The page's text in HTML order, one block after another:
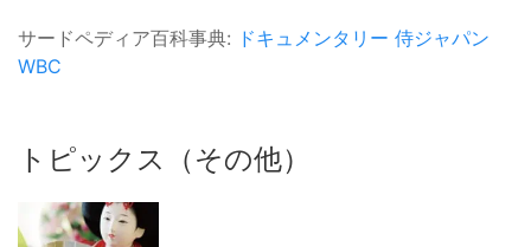
サードペディア百科事典: ドキュメンタリー 侍ジャパン
WBC
トピックス（その他）